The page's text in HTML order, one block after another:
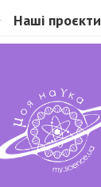
Наші проєкти